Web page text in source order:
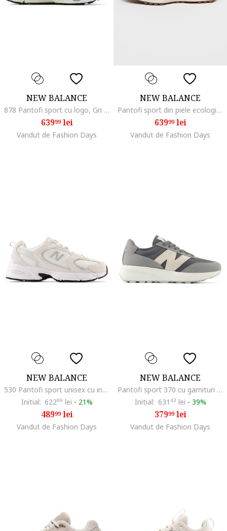
NEW BALANCE
878 Pantofi sport cu logo, Gri deschis
63999lei
Vandut de Fashion Days
NEW BALANCE
Pantofi sport din piele ecologica cu insertii din piele intoarsa 327, Alb
63999lei
Vandut de Fashion Days
NEW BALANCE
530 Pantofi sport unisex cu insertii din piele ecologica, Alb murdar
Initial: 62299 lei - 21%
48999lei
Vandut de Fashion Days
NEW BALANCE
Pantofi sport 370 cu garnituri din piele intoarsa, Alb fildes/Gri carbune
Initial: 631 43 lei - 39%
37999lei
Vandut de Fashion Days